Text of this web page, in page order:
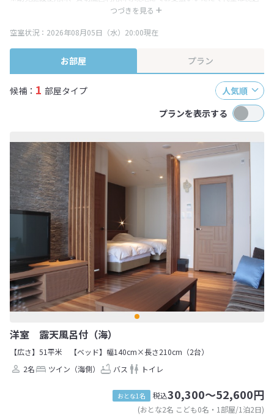
つづきを見る
み表記となりますが、消費税増税に伴い代金が一部変更となる場合がござい
※表示されている旅行代金・プラン内容は一定時間ごとに更新されます。最
終確認画面でご確認ください。
空室状況：2026年08月05日（水）20:00現在
お部屋 プラン
候補： 1 部屋タイプ
人気順
プランを表示する
洋室 露天風呂付（海）
【広さ】51平米
【ベッド】幅140cm×長さ210cm（2台）
2名
ツイン（海側） バス トイレ
おとな1名 税込30,300～52,600円
(おとな2名 こども0名・1部屋/1泊2日)